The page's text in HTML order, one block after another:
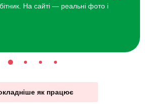
На сайті — реальні фото і
як працює